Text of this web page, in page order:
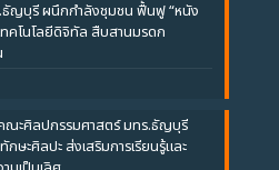
ญบุรี ผนึกกำลังชุมชน ฟื้นฟู “หนัง
คโนโลยีดิจิทัล สืบสานมรดก
คณะศิลปกรรมศาสตร์ มทร.ธัญบุรี
ษะศิลปะ ส่งเสริมการเรียนรู้และ